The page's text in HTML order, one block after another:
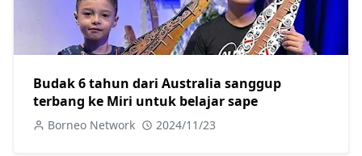
Budak 6 tahun dari Australia sanggup
terbang ke Miri untuk belajar sape
Borneo Network 2024/11/23